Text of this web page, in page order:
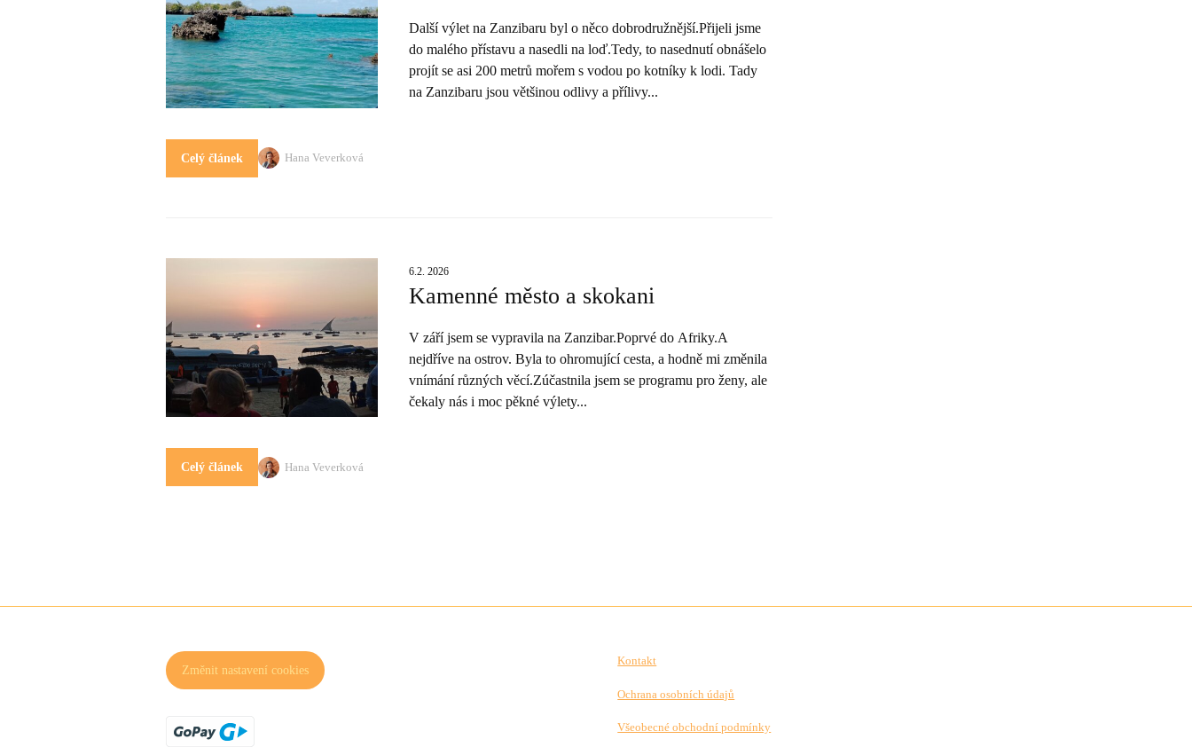
Další výlet na Zanzibaru byl o něco dobrodružnější.Přijeli jsme
do malého přístavu a nasedli na loď.Tedy, to nasednutí obnášelo
projít se asi 200 metrů mořem s vodou po kotníky k lodi. Tady
na Zanzibaru jsou většinou odlivy a přílivy...
Celý článek Hana Veverková
6.2. 2026
Kamenné město a skokani
V září jsem se vypravila na Zanzibar.Poprvé do Afriky.A
nejdříve na ostrov. Byla to ohromující cesta, a hodně mi změnila
vnímání různých věcí.Zúčastnila jsem se programu pro ženy, ale
čekaly nás i moc pěkné výlety...
Celý článek Hana Veverková
Změnit nastavení cookies
Kontakt
Ochrana osobních údajů
Všeobecné obchodní podmínky